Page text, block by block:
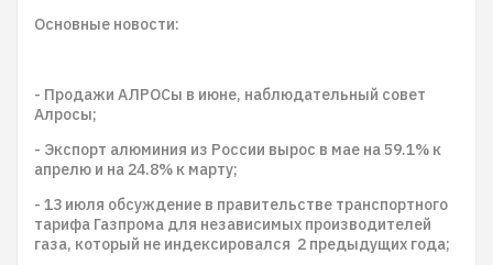
Основные новости:
- Продажи АЛРОСы в июне, наблюдательный совет
Алросы;
- Экспорт алюминия из России вырос в мае на 59.1% к
апрелю и на 24.8% к марту;
- 13 июля обсуждение в правительстве транспортного
тарифа Газпрома для независимых производителей
газа, который не индексировался 2 предыдущих года;